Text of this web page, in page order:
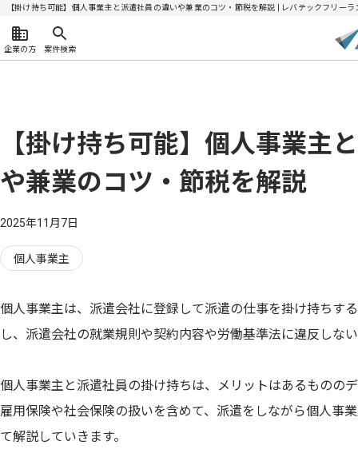
【掛け持ち可能】個人事業主と派遣社員の違いや兼業のコツ・節税を解説 | レバテックフリーラ
企業の方 案件検索
【掛け持ち可能】個人事業主
や兼業のコツ・節税を解説
2025年11月7日
個人事業主
個人事業主は、派遣会社に登録して派遣の仕事を掛け持ちす
し、派遣会社の就業規則や契約内容や労働基準法に違反しな
個人事業主と派遣社員の掛け持ちは、メリットはあるものの
雇用保険や社会保険の扱いを含めて、派遣をしながら個人事
て解説していきます。